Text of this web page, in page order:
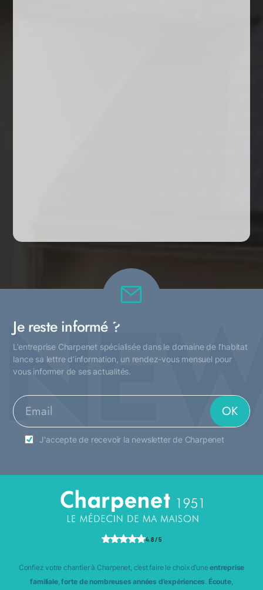
Je reste informé ?
L’entreprise Charpenet spécialisée dans le domaine de l’habitat
lance sa lettre d’information, un rendez-vous mensuel pour
vous informer de ses actualités.
J'accepte de recevoir la newsletter de Charpenet
4.8 / 5
Confiez votre chantier à Charpenet, c’est faire le choix d’uneentreprise
familiale,forte de nombreuses années d’expériences. Écoute,